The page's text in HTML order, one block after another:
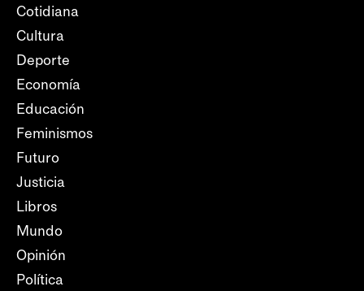
Cotidiana
Cultura
Deporte
Economía
Educación
Feminismos
Futuro
Justicia
Libros
Mundo
Opinión
Política